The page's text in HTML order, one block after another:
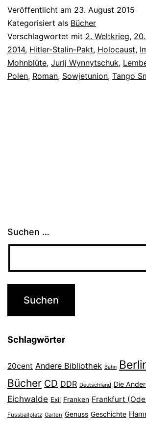
Veröffentlicht am 23. August 2015
Kategorisiert als Bücher
Verschlagwortet mit 2. Weltkrieg,
2014, Hitler-Stalin-Pakt, Holocaust,
Mohnblüte, Jurij Wynnytschuk,
Polen, Roman, Sowjetunion, Tango
Suchen …
Schlagwörter
20cent Andere Bibliothek Bahn
Bücher CD DDR Deutschland Die
Eichwalde Exil Franken Frankfurt
Fussballplatz Garten Genuss Geschichte